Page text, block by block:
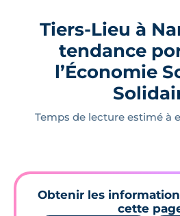
Tiers-Lieu à
tendance
l’Économie
Temps de lecture estimé à
Obtenir les
cette